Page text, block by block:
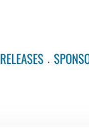
RELEASES